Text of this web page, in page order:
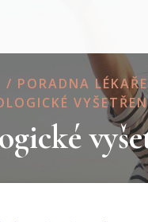
/ PORADNA LÉKAŘE